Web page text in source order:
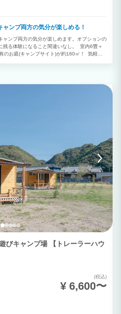
ンプ両方の気分が楽しめる！
ャンプ両方の気分が楽しめます。オプションの
残る体験になること間違いなし。 室内6畳＋
のお庭(キャンプサイト)が約160㎡！ 気軽に
材、BBQコンロの持ち込みは可能です。 コ
60㎝以上)タイプのBBQコンロのみがウッドデ
コンロは、ウッドデッキ上の机（木製）が焦
ざいません。お持ち込みいただくか、レン
リーチェックインについて 〉 宿泊日の前日
につき600円/1時間でご予約を承ります。 〈
施設等共通で、前日に空きがある場合はご予
でご確認ください。 最大17:00まで延長可能。
中央棟(フロント) ・売店 ・ウォシュレット付
有り) お湯が出ます。 無料で使えるコンセン
業時間：8:00～11:00 / 15:00～21:00(予約制)
につき200円。備え付けのシャンプー、リン
す。 ・コインランドリー＆乾燥機 2機。洗濯
ュレット付きトイレ 温便座、ウォシュレット
ーション フロントにて専用のごみ袋をお渡し
取ります。 ■遊びの基地 遊び道具がぎゅっと
や水中めがね、シュノーケルのレンタルもあ
びに推奨です。 ■遊びの広場 ボールあそびや
す。広がってのキャッチボールやサッカーなど
カップ麺、カレー、ごはん、お菓子、アイ
フトドリンク、アルコール、調味料、氷 ■生
お風呂用品、紙皿、まな板、虫よけ、スポン
、ペグ、ロープ、ガス、オイル、焼き網、軍
採取用あみ、ゴーグル、ライフジャケット、
ル 〉 ■キャンプ用品 テント、タープ、寝袋、
ンロ、焚き火台、ストーブ、ランタン、ハン
カセットコンロ、鍋、やかん、フライパ
ット、釣り道具、自転車(観光協会と提携予
びキャンプ場 【トレーラーハウ
(税込)
¥ 6,600〜